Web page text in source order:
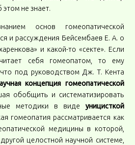
этом не знает.
основ гомеопатической
и рассуждения Бейсембаев Е. А. о
и какой-то «секте». Если
себя гомеопатом, то ему
под руководством Дж. Т. Кента
концепция гомеопатической
обобщить и систематизировать
методики в виде уницисткой
гомеопатия рассматривается как
медицины в которой,
целостной научной системе,